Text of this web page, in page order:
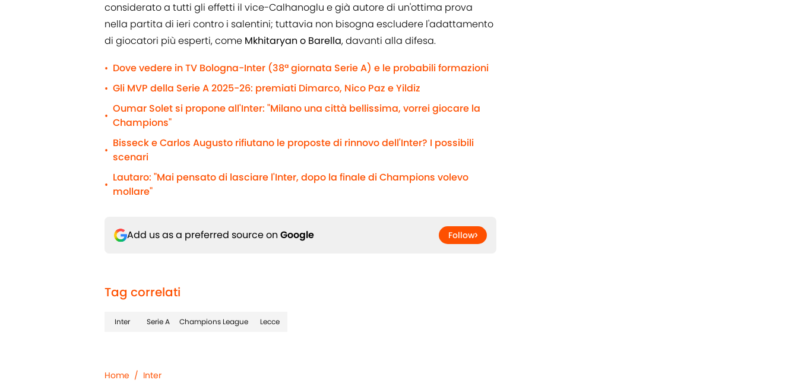
considerato a tutti gli effetti il vice-Calhanoglu e già autore di un'ottima prova
nella partita di ieri contro i salentini; tuttavia non bisogna escludere l'adattamento
di giocatori più esperti, come Mkhitaryan o Barella, davanti alla difesa.
• Dove vedere in TV Bologna-Inter (38ª giornata Serie A) e le probabili formazioni
• Gli MVP della Serie A 2025-26: premiati Dimarco, Nico Paz e Yildiz
•
Oumar Solet si propone all'Inter: "Milano una città bellissima, vorrei giocare la
Champions"
•
Bisseck e Carlos Augusto rifiutano le proposte di rinnovo dell'Inter? I possibili
scenari
•
Lautaro: "Mai pensato di lasciare l'Inter, dopo la finale di Champions volevo
mollare"
Add us as a preferred source on Google Follow
Tag correlati
Inter Serie A Champions League Lecce
Home / Inter